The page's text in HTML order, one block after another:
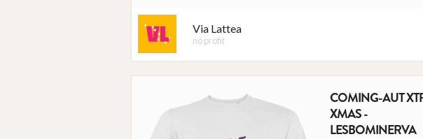
Via Lattea
no profit
COMING-AUT
XMAS -
LESBOMINERVA